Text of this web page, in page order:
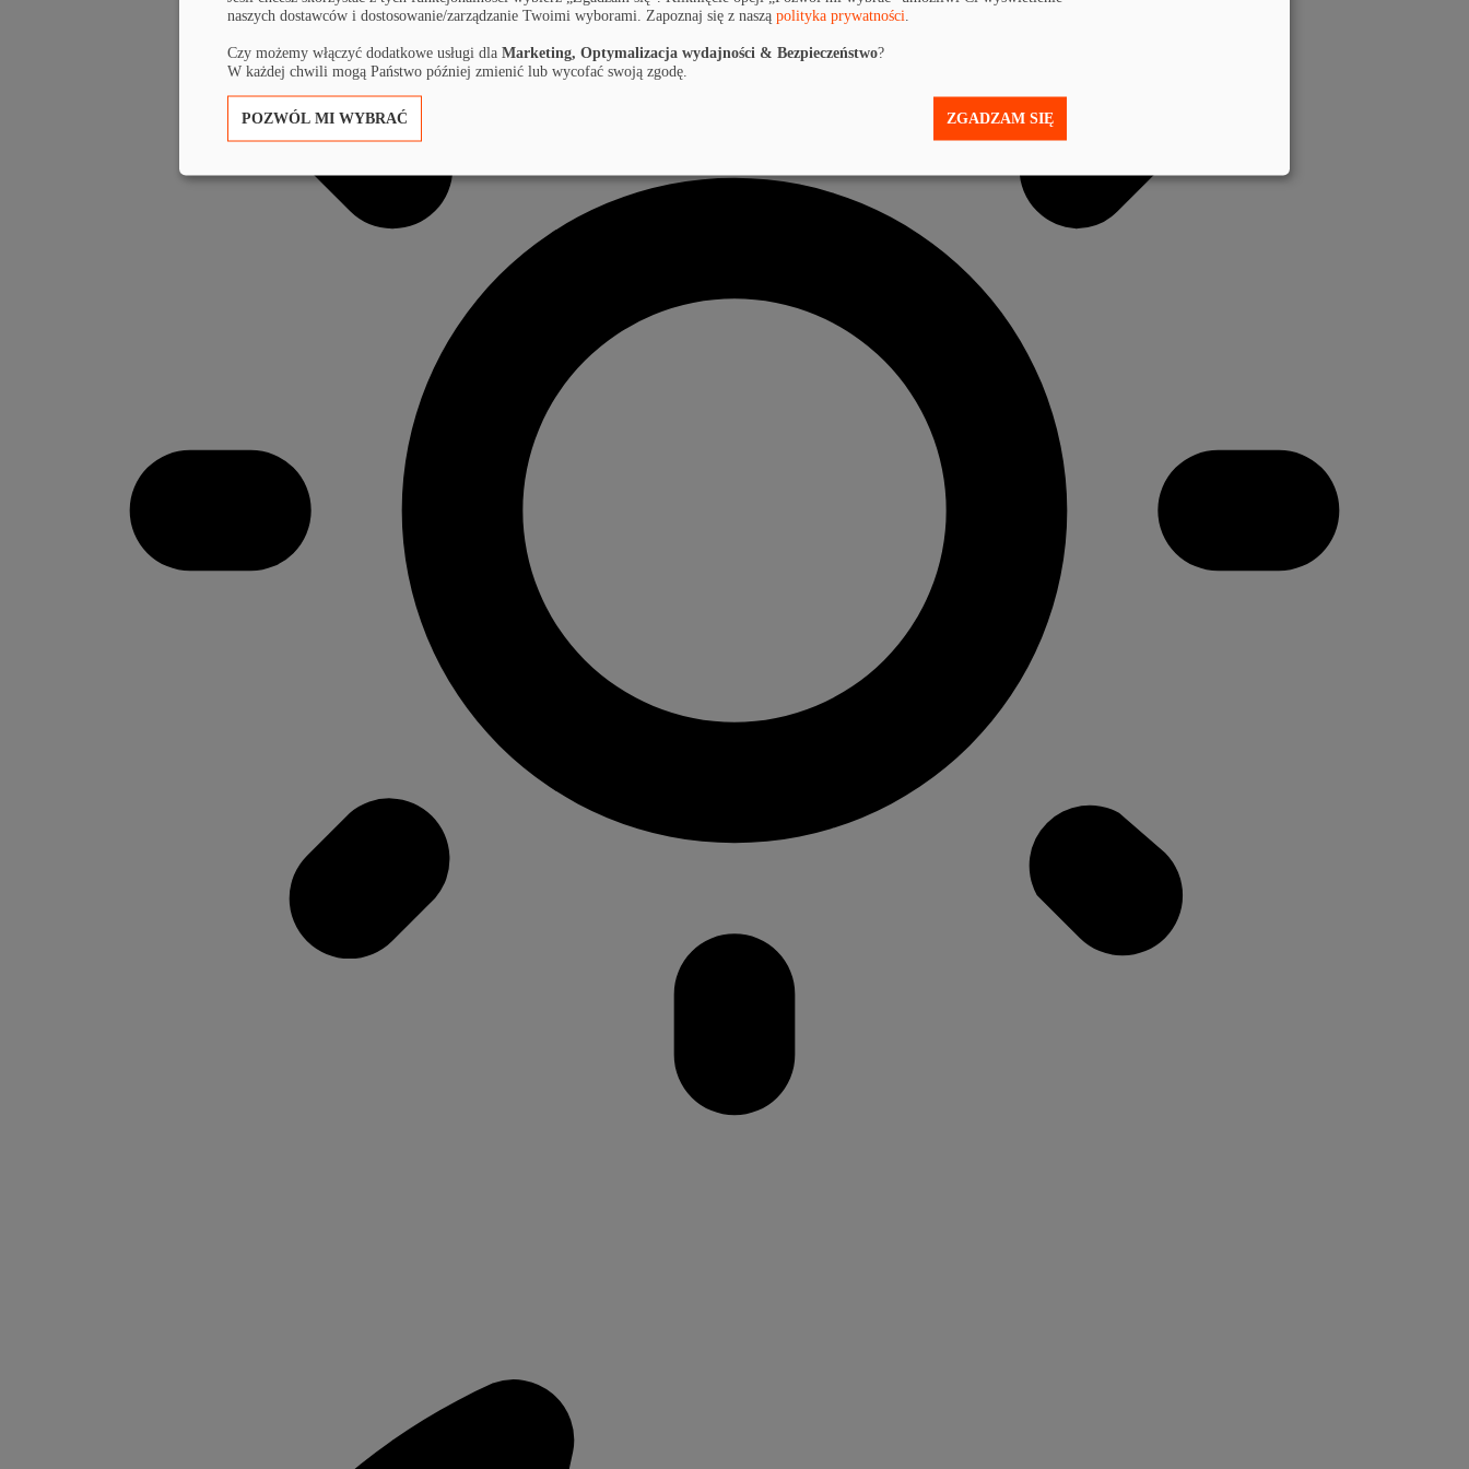
naszych dostawców i dostosowanie/zarządzanie Twoimi wyborami. Zapoznaj się z naszą polityka prywatności
Czy możemy włączyć dodatkowe usługi dla Marketing, Optymalizacja wydajności & Bezpieczeństwo?
W każdej chwili mogą Państwo później zmienić lub wycofać swoją zgodę.
POZWÓL MI WYBRAĆ ZGADZAM SIĘ